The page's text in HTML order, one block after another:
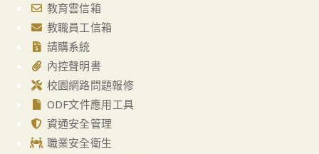
教育雲信箱
教職員工信箱
請購系統
內控聲明書
校園網路問題報修
ODF文件應用工具
資通安全管理
職業安全衛生